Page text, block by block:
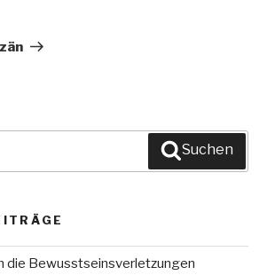
Suchen
die Bewusstseinsverletzungen